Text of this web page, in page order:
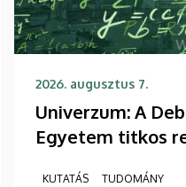
2026. augusztus 7.
Univerzum: A
Egyetem titkos
KUTATÁS TUDOMÁNY